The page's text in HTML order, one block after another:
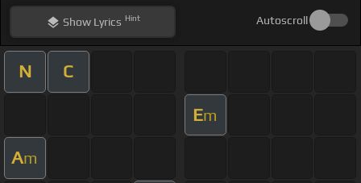
ShowLyrics Hint Autoscroll
N C
Em
Am